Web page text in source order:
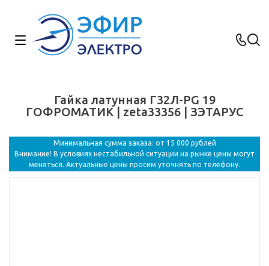
Гайка латунная Г32Л-PG 19
ГОФРОМАТИК | zeta33356 | ЗЭТАРУС
Минимальная сумма заказа: от 15 000 рублей
Внимание! В условиях нестабильной ситуации на рынке цены могут
меняться. Актуальные цены просим уточнять по телефону.